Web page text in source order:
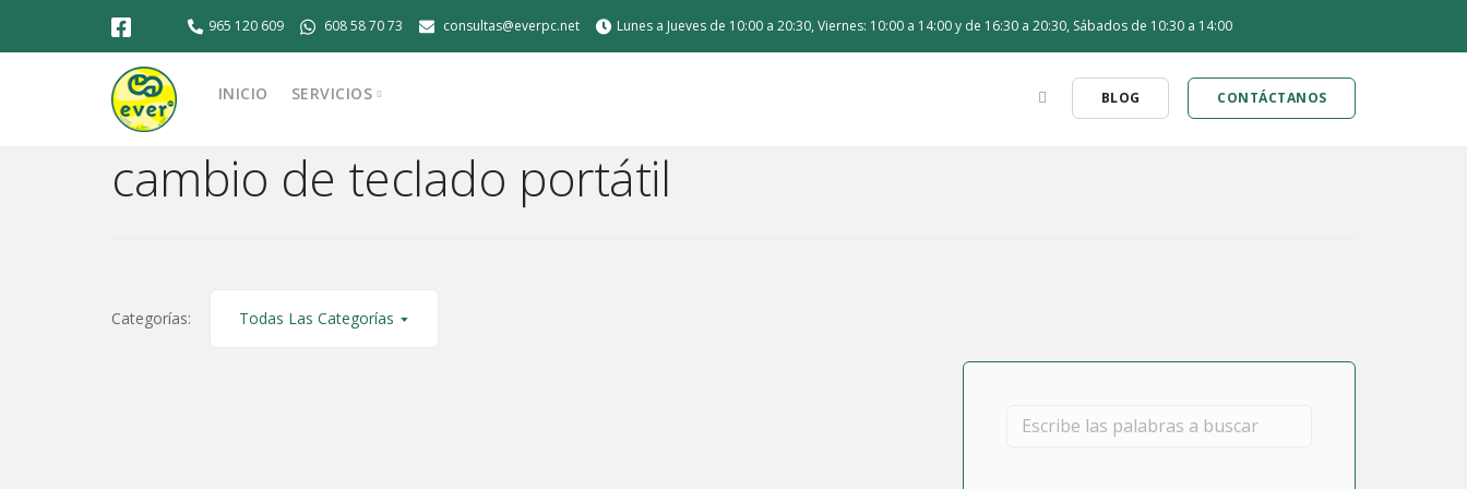
965 120 609 608 58 70 73 consultas@everpc.net Lunes a Jueves de 10:00 a 20:30, Viernes: 10:00 a 14:00 y de 16:30 a 20:30, Sábados de 10:30 a 14:00
INICIO SERVICIOS
Montaje de equipo
Reparación de Asus
Reparación de Lenovo
BLOG CONTÁCTANOS
cambio de teclado portátil
Categorías: Todas Las Categorías